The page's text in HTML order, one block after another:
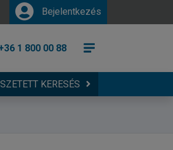
Bejelentkezés
1 800 00 88
KERESÉS